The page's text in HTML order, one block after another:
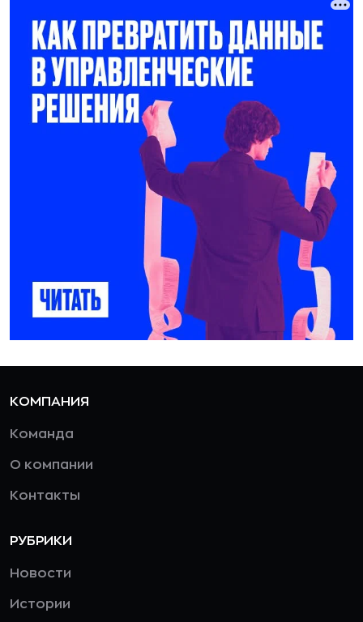
КОМПАНИЯ
Команда
О компании
Контакты
РУБРИКИ
Новости
Истории